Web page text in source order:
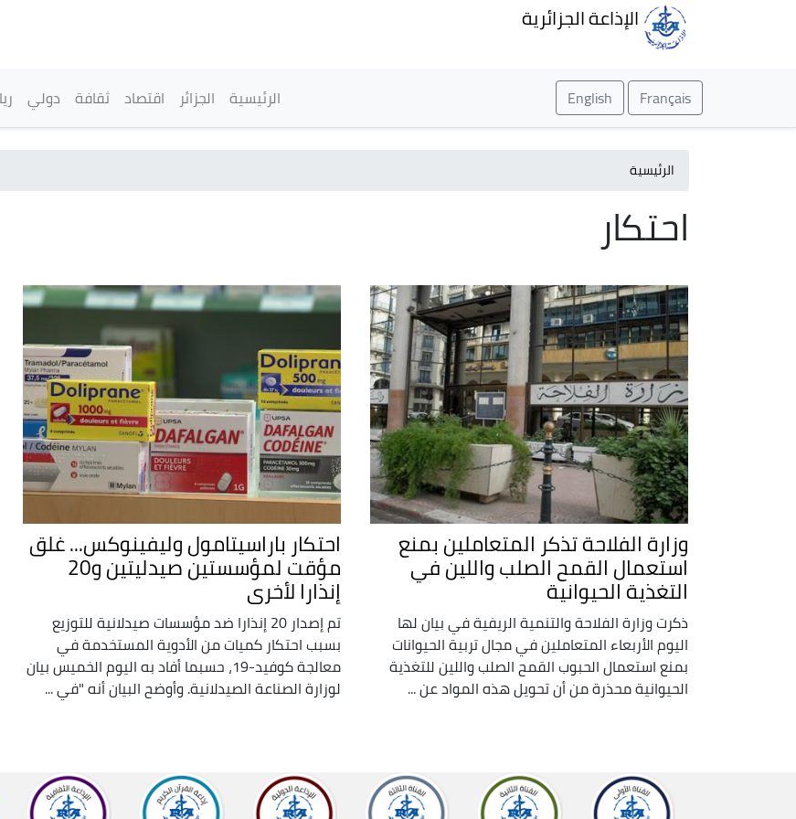
الإذاعة الجزائرية
Français
English القائمة الرئيسية
الرئيسية الجزائر اقتصاد ثقافة دولي
الرئيسية
احتكار
وزارة الفلاحة تذكر المتعاملين بمنع
استعمال القمح الصلب واللين في
التغذية الحيوانية
ذكرت وزارة الفلاحة والتنمية الريفية في بيان لها
اليوم الأربعاء المتعاملين في مجال تربية الحيوانات
بمنع استعمال الحبوب القمح الصلب واللين للتغذية
الحيوانية محذرة من أن تحويل هذه المواد عن ...
احتكار باراسيتامول وليفينوكس... غلق
مؤقت لمؤسستين صيدليتين و20
إنذارا لأخرى
تم إصدار 20 إنذارا ضد مؤسسات صيدلانية للتوزيع
بسبب احتكار كميات من الأدوية المستخدمة في
معالجة كوفيد-19، حسبما أفاد به اليوم الخميس بيان
لوزارة الصناعة الصيدلانية. وأوضح البيان أنه "في ...